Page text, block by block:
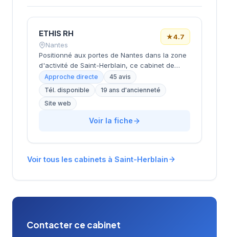
ETHIS RH
Nantes
★4.7
Positionné aux portes de Nantes dans la zone
d'activité de Saint-Herblain, ce cabinet de
recrutement rayonne sur l'ensemble de la
métropole nantaise. Sa proximité avec les
principaux axes économiques de
l'agglomération lui permet d'accompagner
efficacement les entreprises locales dans
leurs recrutements. L'équipe intervient sur
satisfaction élevée avec une note de 4,7 sur
Approche directe
45 avis
Tél. disponible
19 ans d'ancienneté
Site web
Voir la fiche
Voir tous les cabinets à Saint-Herblain
Contacter ce cabinet